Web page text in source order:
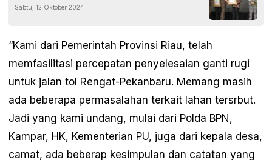
RI
Sabtu, 12 Oktober 2024
“Kami dari Pemerintah Provinsi Riau, telah
memfasilitasi percepatan penyelesaian ganti rugi
untuk jalan tol Rengat-Pekanbaru. Memang masih
ada beberapa permasalahan terkait lahan tersrbut.
Jadi yang kami undang, mulai dari Polda BPN,
Kampar, HK, Kementerian PU, juga dari kepala desa,
camat, ada beberap kesimpulan dan catatan yang